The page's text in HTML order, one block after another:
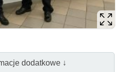
dodatkowe ↓